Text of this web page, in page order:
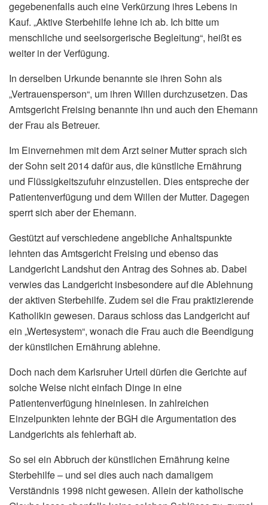
gegebenenfalls auch eine Verkürzung ihres Lebens in
Kauf. „Aktive Sterbehilfe lehne ich ab. Ich bitte um
menschliche und seelsorgerische Begleitung“, heißt es
weiter in der Verfügung.
In derselben Urkunde benannte sie ihren Sohn als
„Vertrauensperson“, um ihren Willen durchzusetzen. Das
Amtsgericht Freising benannte ihn und auch den Ehemann
der Frau als Betreuer.
Im Einvernehmen mit dem Arzt seiner Mutter sprach sich
der Sohn seit 2014 dafür aus, die künstliche Ernährung
und Flüssigkeitszufuhr einzustellen. Dies entspreche der
Patientenverfügung und dem Willen der Mutter. Dagegen
sperrt sich aber der Ehemann.
Gestützt auf verschiedene angebliche Anhaltspunkte
lehnten das Amtsgericht Freising und ebenso das
Landgericht Landshut den Antrag des Sohnes ab. Dabei
verwies das Landgericht insbesondere auf die Ablehnung
der aktiven Sterbehilfe. Zudem sei die Frau praktizierende
Katholikin gewesen. Daraus schloss das Landgericht auf
ein „Wertesystem“, wonach die Frau auch die Beendigung
der künstlichen Ernährung ablehne.
Doch nach dem Karlsruher Urteil dürfen die Gerichte auf
solche Weise nicht einfach Dinge in eine
Patientenverfügung hineinlesen. In zahlreichen
Einzelpunkten lehnte der BGH die Argumentation des
Landgerichts als fehlerhaft ab.
So sei ein Abbruch der künstlichen Ernährung keine
Sterbehilfe – und sei dies auch nach damaligem
Verständnis 1998 nicht gewesen. Allein der katholische